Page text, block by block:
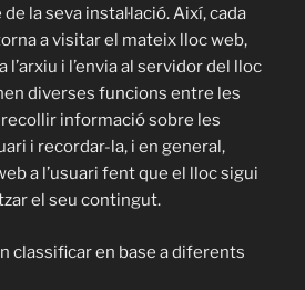
la seva instal·lació. Així, cada
a visitar el mateix lloc web,
l’arxiu i l’envia al servidor del lloc
diverses funcions entre les
recollir informació sobre les
i recordar-la, i en general,
a l’usuari fent que el lloc sigui
el seu contingut.
classificar en base a diferents